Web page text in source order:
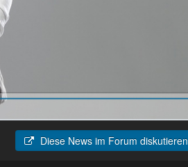
Diese News im Forum diskutieren